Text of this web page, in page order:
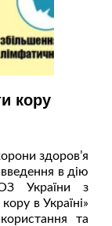
кору
здоров’я
в дію
України з
в Україні»
та